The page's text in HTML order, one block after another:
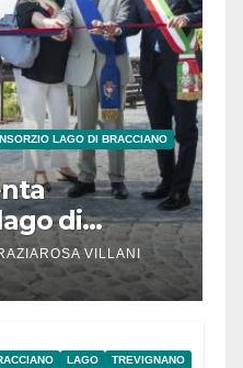
LAGO DI BRACCIANO
di
VILLANI
LAGO TREVIGNANO